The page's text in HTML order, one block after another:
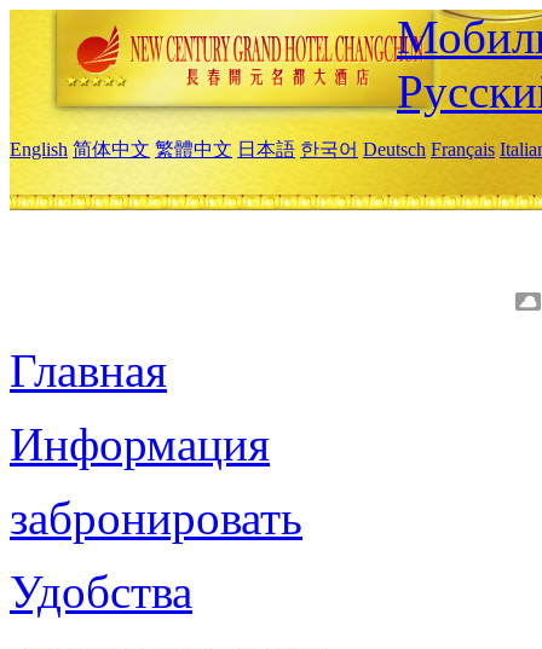
English 简体中文 繁體中文 日本語 한국어 Deutsch Français
Главная
Информация
забронировать
Удобства